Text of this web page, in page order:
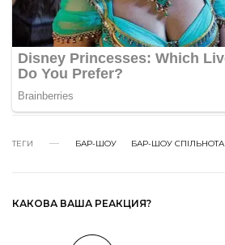
ТЕГИ БАР-ШОУ БАР-ШОУ СПІЛЬНОТА
КАКОВА ВАША РЕАКЦИЯ?